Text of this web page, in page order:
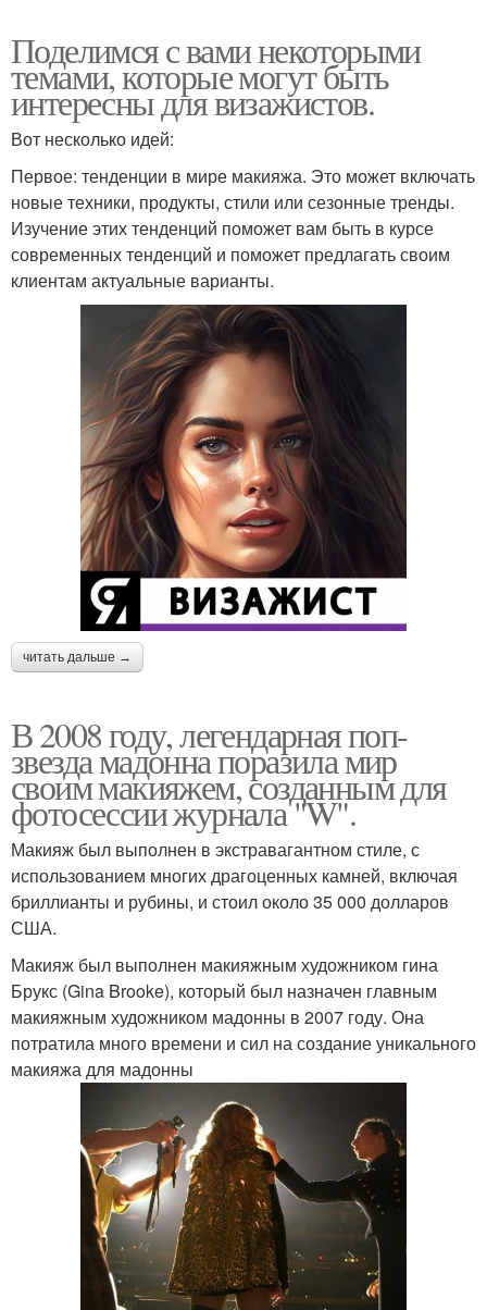
Поделимся с вами некоторыми
темами, которые могут быть
интересны для визажистов.
Вот несколько идей:
Первое: тенденции в мире макияжа. Это может включать
новые техники, продукты, стили или сезонные тренды.
Изучение этих тенденций поможет вам быть в курсе
современных тенденций и поможет предлагать своим
клиентам актуальные варианты.
читать дальше →
В 2008 году, легендарная поп-
звезда мадонна поразила мир
своим макияжем, созданным для
фотосессии журнала "W".
Макияж был выполнен в экстравагантном стиле, с
использованием многих драгоценных камней, включая
бриллианты и рубины, и стоил около 35 000 долларов
США.
Макияж был выполнен макияжным художником гина
Брукс (Gina Brooke), который был назначен главным
макияжным художником мадонны в 2007 году. Она
потратила много времени и сил на создание уникального
макияжа для мадонны